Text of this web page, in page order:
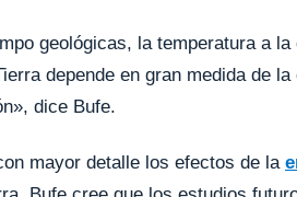
geológicas, la temperatura a
depende en gran medida de
dice Bufe.
mayor detalle los efectos de la